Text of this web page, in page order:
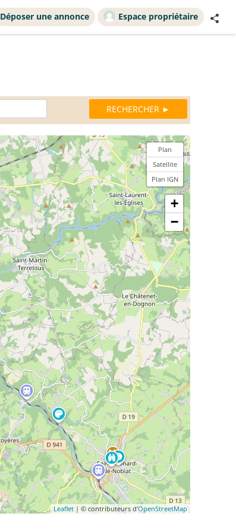
Déposer une annonce Espace propriétaire
Plan
Satellite
Plan IGN
+
−
Leaflet | © contributeurs d'OpenStreetMap